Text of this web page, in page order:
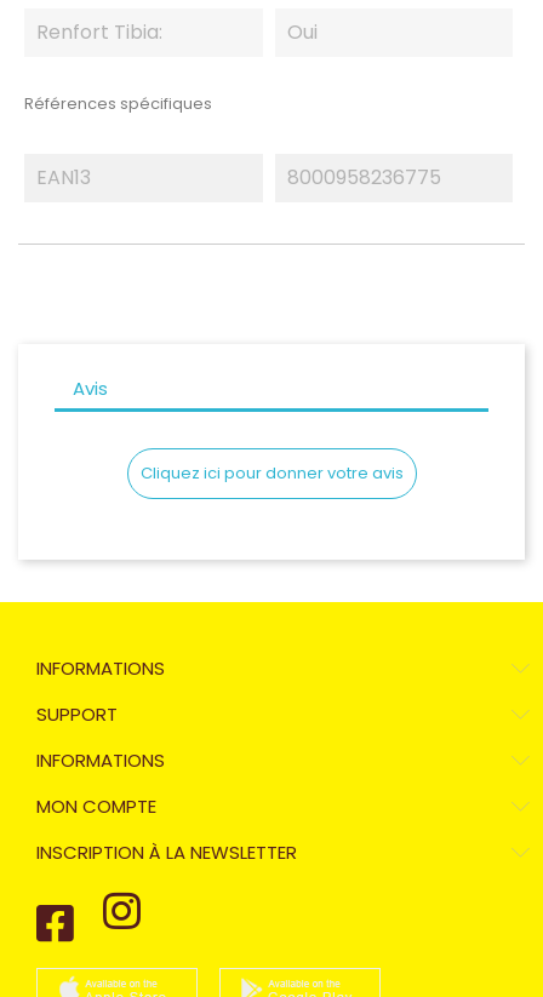
Renfort Tibia: Oui
Références spécifiques
EAN13 8000958236775
Avis
Cliquez ici pour donner votre avis
INFORMATIONS
SUPPORT
INFORMATIONS
MON COMPTE
INSCRIPTION À LA NEWSLETTER